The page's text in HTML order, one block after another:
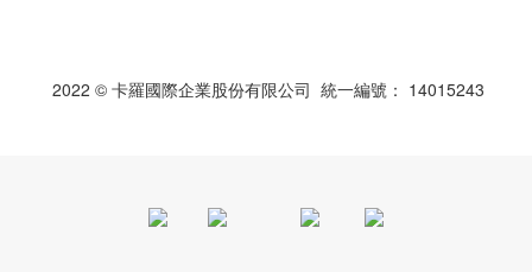
2022 © 卡羅國際企業股份有限公司 統一編號： 14015243